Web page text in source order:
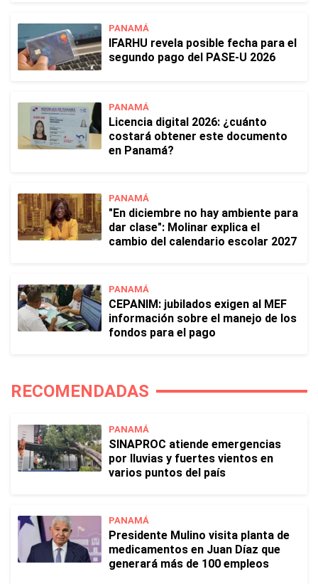
PANAMÁ
IFARHU revela posible fecha para el
segundo pago del PASE-U 2026
PANAMÁ
Licencia digital 2026: ¿cuánto
costará obtener este documento
en Panamá?
PANAMÁ
"En diciembre no hay ambiente para
dar clase": Molinar explica el
cambio del calendario escolar 2027
PANAMÁ
CEPANIM: jubilados exigen al MEF
información sobre el manejo de los
fondos para el pago
RECOMENDADAS
PANAMÁ
SINAPROC atiende emergencias
por lluvias y fuertes vientos en
varios puntos del país
PANAMÁ
Presidente Mulino visita planta de
medicamentos en Juan Díaz que
generará más de 100 empleos